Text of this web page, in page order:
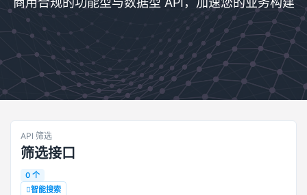
API 筛选
筛选接口
0 个
智能搜索